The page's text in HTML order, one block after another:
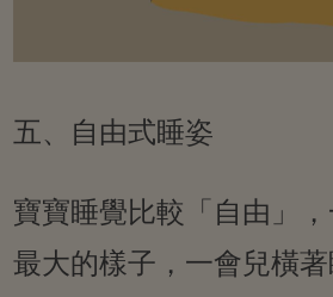
五、自由式睡姿
寶寶睡覺比較「自由」
最大的樣子，一會兒橫